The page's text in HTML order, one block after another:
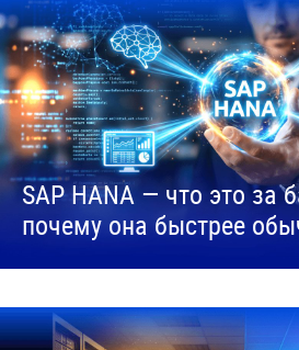
SAP HANA — что это за
почему она быстрее